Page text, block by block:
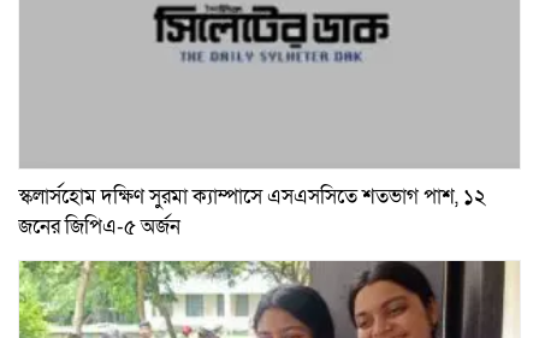
স্কলার্সহোম দক্ষিণ সুরমা ক্যাম্পাসে এসএসসিতে শতভাগ পাশ, ১২
জনের জিপিএ-৫ অর্জন